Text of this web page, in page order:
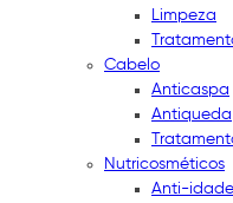
Limpeza
Cabelo
Anticaspa
Antiqueda
Nutricosméticos
Anti-idade